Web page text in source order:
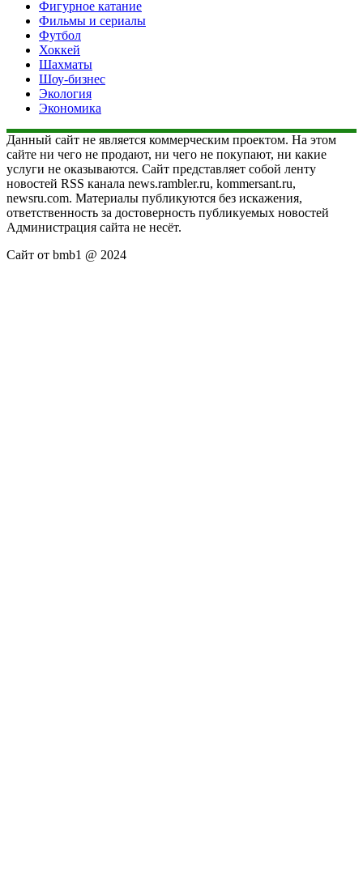
Фигурное катание
Фильмы и сериалы
Футбол
Хоккей
Шахматы
Шоу-бизнес
Экология
Экономика
Данный сайт не является коммерческим проектом. На этом
сайте ни чего не продают, ни чего не покупают, ни какие
услуги не оказываются. Сайт представляет собой ленту
новостей RSS канала news.rambler.ru, kommersant.ru,
newsru.com. Материалы публикуются без искажения,
ответственность за достоверность публикуемых новостей
Администрация сайта не несёт.
Сайт от bmb1 @ 2024